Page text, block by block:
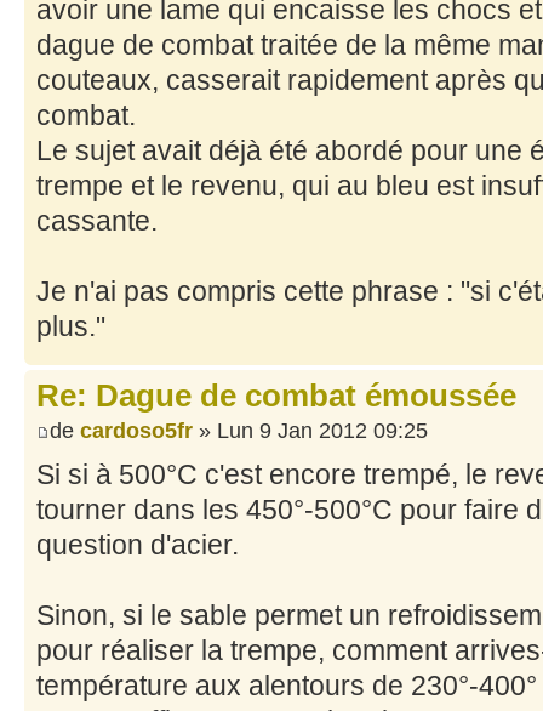
avoir une lame qui encaisse les chocs
dague de combat traitée de la même
couteaux, casserait rapidement après
combat.
Le sujet avait déjà été abordé pour une
trempe et le revenu, qui au bleu est
cassante.
Je n'ai pas compris cette phrase : "si
plus."
Re: Dague de combat émoussée
de cardoso5fr » Lun 9 Jan 2012 09:25
Si si à 500°C c'est encore trempé, le
tourner dans les 450°-500°C pour faire
question d'acier.
Sinon, si le sable permet un
pour réaliser la trempe, comment
température aux alentours de 230°-